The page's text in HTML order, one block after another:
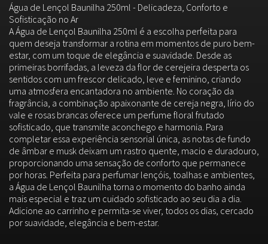
Água de Lençol Baunilha 250ml - Delicadeza, Conforto e
Sofisticação no Ar
A Água de Lençol Baunilha 250ml é a escolha perfeita para
quem deseja transformar a rotina em momentos de puro bem-
estar, com um toque de elegância e suavidade. Desde as
primeiras borrifadas, a leveza da flor de cerejeira desperta os
sentidos com um frescor delicado, leve e feminino, criando
uma atmosfera encantadora no ambiente. No coração da
fragrância, a combinação apaixonante de cereja negra, lírio do
vale e rosas brancas oferece um perfume floral frutado
sofisticado, que transmite aconchego e harmonia. Para
completar essa experiência sensorial única, as notas de fundo
de âmbar e musk deixam um rastro quente, macio e duradouro,
proporcionando uma sensação de conforto que permanece
por horas. Perfeita para perfumar lençóis, toalhas e ambientes,
a Água de Lençol Baunilha torna o momento do banho ainda
mais especial e traz um cuidado sofisticado ao seu dia a dia.
Adicione ao carrinho e permita-se viver, todos os dias, cercado
por suavidade, elegância e bem-estar.